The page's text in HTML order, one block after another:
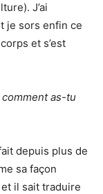
J’ai
je sors enfin ce
et s’est
as-tu
depuis plus de
sa façon
il sait traduire